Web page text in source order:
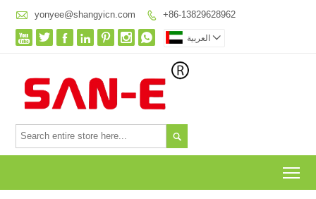
 yonyee@shangyicn.com  +86-13829628962
       العربية 
